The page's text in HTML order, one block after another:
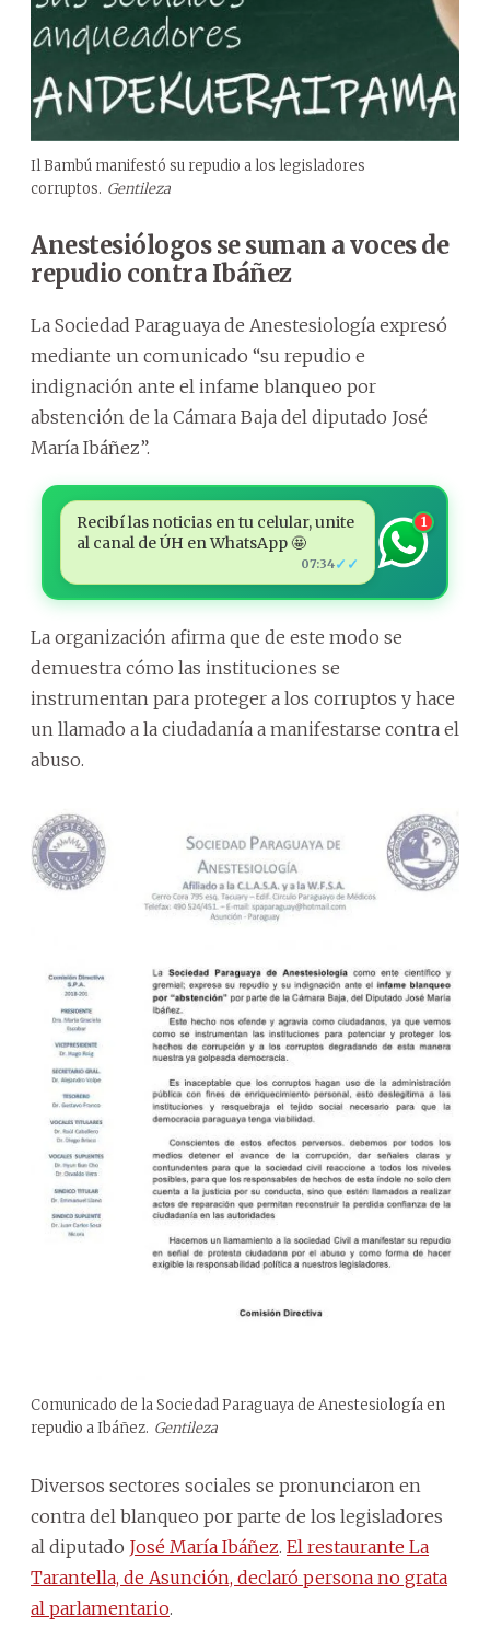
Il Bambú manifestó su repudio a los legisladores
corruptos. Gentileza
Anestesiólogos se suman a voces de
repudio contra Ibáñez
La Sociedad Paraguaya de Anestesiología expresó
mediante un comunicado “su repudio e
indignación ante el infame blanqueo por
abstención de la Cámara Baja del diputado José
María Ibáñez”.
Recibí las noticias en tu celular, unite
al canal de ÚH en WhatsApp 🤩
07:34✓✓
1
La organización afirma que de este modo se
demuestra cómo las instituciones se
instrumentan para proteger a los corruptos y hace
un llamado a la ciudadanía a manifestarse contra el
abuso.
Comunicado de la Sociedad Paraguaya de Anestesiología en
repudio a Ibáñez. Gentileza
Diversos sectores sociales se pronunciaron en
contra del blanqueo por parte de los legisladores
al diputado José María Ibáñez. El restaurante La
Tarantella, de Asunción, declaró persona no grata
al parlamentario.